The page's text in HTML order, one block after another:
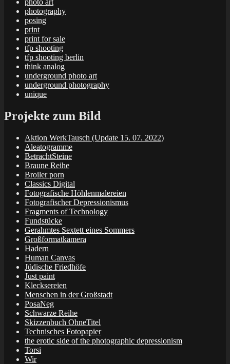
photography
posing
print
print for sale
tfp shooting
tfp shooting berlin
think analog
underground photo art
underground photography
unique
Projekte zum Bild
Aktion WerkTausch (Update 15. 07. 2022)
Aleatogramme
BetrachtSteine
Braune Reihe
Broiler porn
Classics Digital
Fotografische Höhlenmalereien
Fotografischer Depressionismus
Fragments of Technology
Fundstücke
Gerahmtes Sextett eines Sommers
Großformatkamera
Hadern
Human Canvas
Jüdische Friedhöfe
Just paint
Klecksereien
Menschen in der Großstadt
PosaNeg
Schwarze Reihe
Skizzenbuch OhneTitel
Technisches Fotopapier
the erotic side of the photographic depressionism
Torsi
Wir